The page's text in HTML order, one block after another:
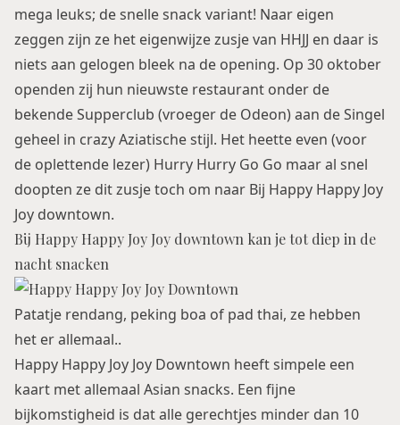
mega leuks; de snelle snack variant! Naar eigen
zeggen zijn ze het eigenwijze zusje van HHJJ en daar is
niets aan gelogen bleek na de opening. Op 30 oktober
openden zij hun nieuwste restaurant onder de
bekende Supperclub (vroeger de Odeon) aan de Singel
geheel in crazy Aziatische stijl. Het heette even (voor
de oplettende lezer) Hurry Hurry Go Go maar al snel
doopten ze dit zusje toch om naar Bij Happy Happy Joy
Joy downtown.
Bij Happy Happy Joy Joy downtown kan je tot diep in de
nacht snacken
Patatje rendang, peking boa of pad thai, ze hebben
het er allemaal..
Happy Happy Joy Joy Downtown heeft simpele een
kaart met allemaal Asian snacks. Een fijne
bijkomstigheid is dat alle gerechtjes minder dan 10